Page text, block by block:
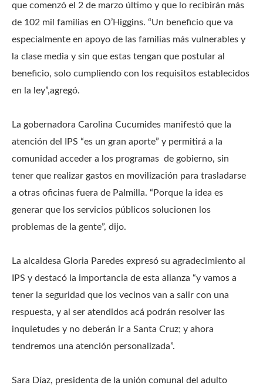
que comenzó el 2 de marzo último y que lo recibirán más
de 102 mil familias en O’Higgins. “Un beneficio que va
especialmente en apoyo de las familias más vulnerables y
la clase media y sin que estas tengan que postular al
beneficio, solo cumpliendo con los requisitos establecidos
en la ley”,agregó.
La gobernadora Carolina Cucumides manifestó que la
atención del IPS “es un gran aporte” y permitirá a la
comunidad acceder a los programas de gobierno, sin
tener que realizar gastos en movilización para trasladarse
a otras oficinas fuera de Palmilla. “Porque la idea es
generar que los servicios públicos solucionen los
problemas de la gente”, dijo.
La alcaldesa Gloria Paredes expresó su agradecimiento al
IPS y destacó la importancia de esta alianza “y vamos a
tener la seguridad que los vecinos van a salir con una
respuesta, y al ser atendidos acá podrán resolver las
inquietudes y no deberán ir a Santa Cruz; y ahora
tendremos una atención personalizada”.
Sara Díaz, presidenta de la unión comunal del adulto